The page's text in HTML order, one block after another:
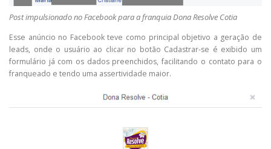
Post impulsionado no Facebook para a franquia Dona Resolve Cotia
Esse anúncio no Facebook teve como principal objetivo a geração de
leads, onde o usuário ao clicar no botão Cadastrar-se é exibido um
formulário já com os dados preenchidos, facilitando o contato para o
franqueado e tendo uma assertividade maior.